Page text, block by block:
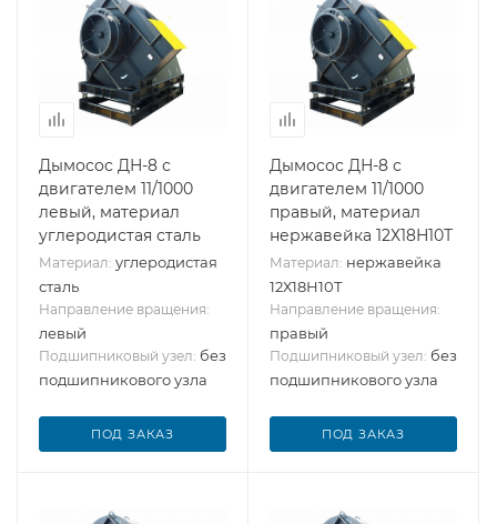
Дымосос ДН-8 с
двигателем 11/1000
левый, материал
углеродистая сталь
Материал: углеродистая
сталь
Направление вращения:
левый
Подшипниковый узел: без
подшипникового узла
ПОД ЗАКАЗ
Дымосос ДН-8 с
двигателем 11/1000
правый, материал
нержавейка 12Х18Н10Т
Материал: нержавейка
12Х18Н10Т
Направление вращения:
правый
Подшипниковый узел: без
подшипникового узла
ПОД ЗАКАЗ